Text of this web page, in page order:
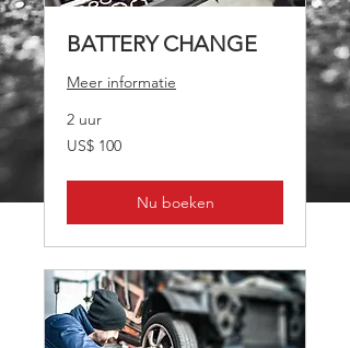
BATTERY CHANGE
Meer informatie
2 uur
100
Amerikaanse
US$ 100
Nu boeken